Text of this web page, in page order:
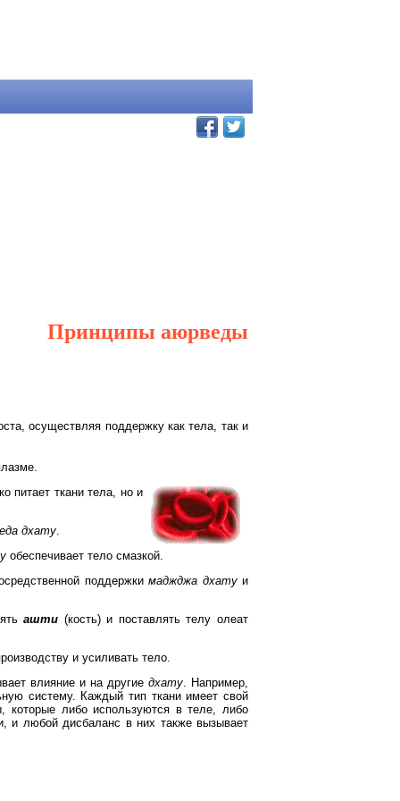
Принципы аюрведы
осуществляя поддержку как тела, так и
питает ткани тела, но и
дхату
обеспечивает тело смазкой.
поддержкимаджджа дхатуи
ашти (кость) и поставлять телу олеат
и усиливать тело.
влияние и на другиедхату . Например,
систему. Каждый тип ткани имеет свой
которые либо используются в теле, либо
и любой дисбаланс в них также вызывает